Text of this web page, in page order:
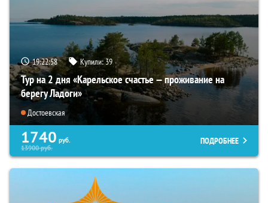
19:22:56 Купили:39
Тур на 2 дня «Карельское счастье — проживание на
берегу Ладоги»
Достоевская
1740 руб.
13900руб.
ПОДРОБНЕЕ